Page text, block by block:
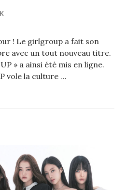
! Le girlgroup a fait son
avec un tout nouveau titre.
» a ainsi été mis en ligne.
vole la culture …
fait son comeback avec le